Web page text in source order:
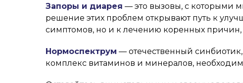
Запоры и диарея — это вызовы, с которыми
решение этих проблем открывают путь к
симптомов, но и к лечению коренных причин,
Нормоспектрум — отечественный
комплекс витаминов и минералов,